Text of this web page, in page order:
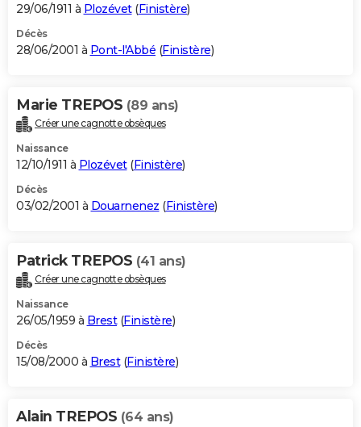
29/06/1911 à Plozévet(Finistère)
Décès
28/06/2001 à Pont-l'Abbé (Finistère)
Marie TREPOS (89 ans)
Créer une cagnotte obsèques
Naissance
12/10/1911 à Plozévet(Finistère)
Décès
03/02/2001 à Douarnenez (Finistère)
Patrick TREPOS (41 ans)
Créer une cagnotte obsèques
Naissance
26/05/1959 à Brest(Finistère)
Décès
15/08/2000 à Brest(Finistère)
Alain TREPOS (64 ans)